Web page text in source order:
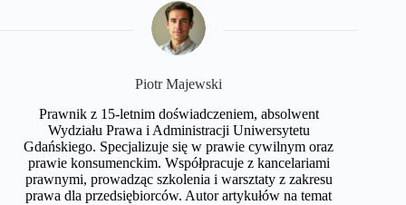
​Piotr Majewski
Prawnik z 15-letnim doświadczeniem, absolwent
Wydziału Prawa i Administracji Uniwersytetu
Gdańskiego. Specjalizuje się w prawie cywilnym oraz
prawie konsumenckim. Współpracuje z kancelariami
prawnymi, prowadząc szkolenia i warsztaty z zakresu
prawa dla przedsiębiorców. Autor artykułów na temat